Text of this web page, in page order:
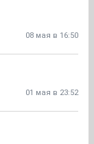
08 мая в 16:50
01 мая в 23:52